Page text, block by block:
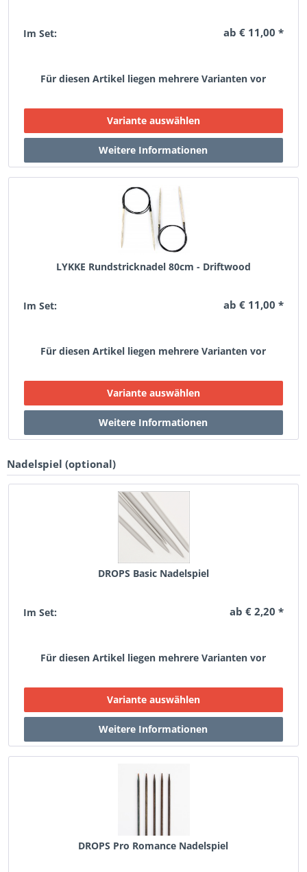
Im Set: ab € 11,00 *
Für diesen Artikel liegen mehrere Varianten vor
LYKKE Rundstricknadel 80cm - Driftwood
Im Set: ab € 11,00 *
Für diesen Artikel liegen mehrere Varianten vor
Nadelspiel (optional)
DROPS Basic Nadelspiel
Im Set: ab € 2,20 *
Für diesen Artikel liegen mehrere Varianten vor
DROPS Pro Romance Nadelspiel